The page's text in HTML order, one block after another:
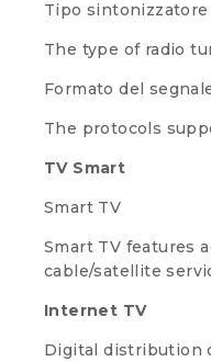
Tipo sintonizzatore
The type of radio
Formato del
The protocols
TV Smart
Smart TV
Smart TV features
cable/satellite
Internet TV
Digital distribution